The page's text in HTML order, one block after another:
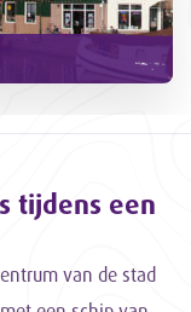
tijdens een
van de stad